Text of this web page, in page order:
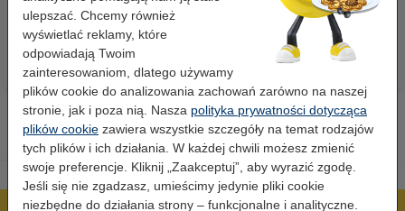
ulepszać. Chcemy również
wyświetlać reklamy, które
odpowiadają Twoim
zainteresowaniom, dlatego używamy
plików cookie do analizowania zachowań zarówno na naszej
stronie, jak i poza nią. Nasza polityka prywatności dotycząca
plików cookie zawiera wszystkie szczegóły na temat rodzajów
tych plików i ich działania. W każdej chwili możesz zmienić
swoje preferencje. Kliknij „Zaakceptuj”, aby wyrazić zgodę.
Jeśli się nie zgadzasz, umieścimy jedynie pliki cookie
niezbędne do działania strony – funkcjonalne i analityczne.
z VAT z VAT